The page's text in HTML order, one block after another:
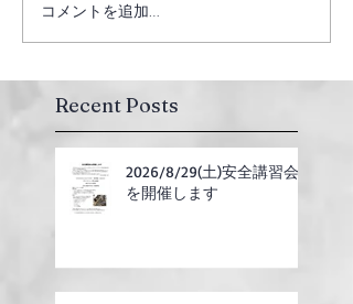
コメントを追加…
Recent Posts
2026/8/29(土)安全講習会
を開催します